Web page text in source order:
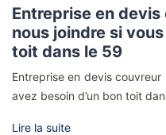
Entreprise en
nous joindre si
toit dans le 59
Entreprise en devis
avez besoin d’un bon toit
Lire la suite